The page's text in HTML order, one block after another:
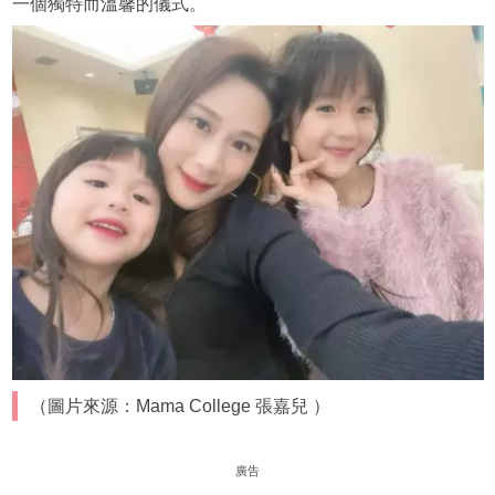
一個獨特而溫馨的儀式。
（圖片來源：Mama College 張嘉兒 ）
廣告